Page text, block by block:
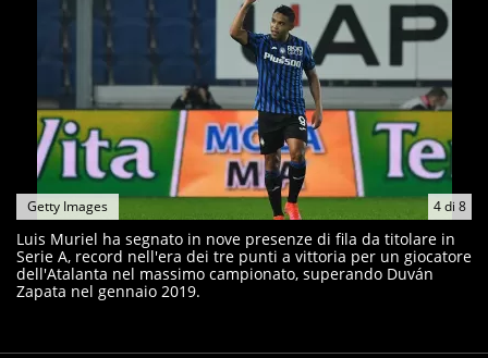
4di 8
Getty Images
Luis Muriel ha segnato in nove presenze di fila da titolare in
Serie A, record nell'era dei tre punti a vittoria per un giocatore
dell'Atalanta nel massimo campionato, superando Duván
Zapata nel gennaio 2019.